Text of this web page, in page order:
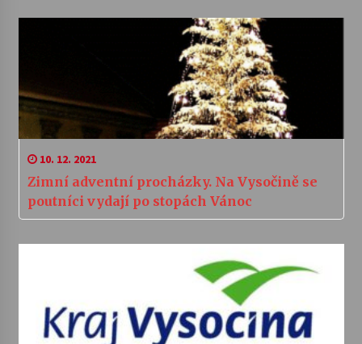
10. 12. 2021
Zimní adventní procházky. Na Vysočině se
poutníci vydají po stopách Vánoc